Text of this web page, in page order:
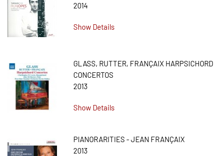
2014
Show Details
GLASS, RUTTER, FRANÇAIX HARPSICHORD
CONCERTOS
2013
Show Details
PIANORARITIES - JEAN FRANÇAIX
2013